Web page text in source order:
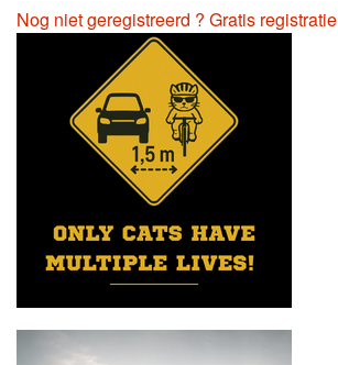
Nog niet geregistreerd ? Gratis registratie